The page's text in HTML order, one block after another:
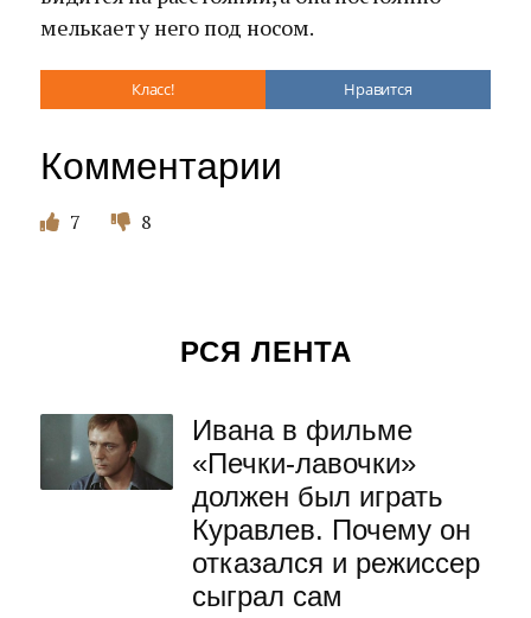
мелькает у него под носом.
Класс! Нравится
Комментарии
7 8
РСЯ ЛЕНТА
Ивана в фильме
«Печки-лавочки»
должен был играть
Куравлев. Почему он
отказался и режиссер
сыграл сам